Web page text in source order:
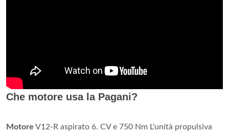
Che motore usa la Pagani?
Motore V12-R aspirato 6. CV e 750 Nm L'unità propulsiva